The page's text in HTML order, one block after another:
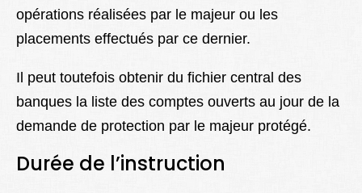
opérations réalisées par le majeur ou les
placements effectués par ce dernier.
Il peut toutefois obtenir du fichier central des
banques la liste des comptes ouverts au jour de la
demande de protection par le majeur protégé.
Durée de l’instruction